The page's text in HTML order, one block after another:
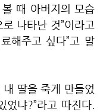
때 아버지의 모습
나타난 것”이라고
해주고 싶다”고 말
딸을 죽게 만들었
냐?”라고 따진다.